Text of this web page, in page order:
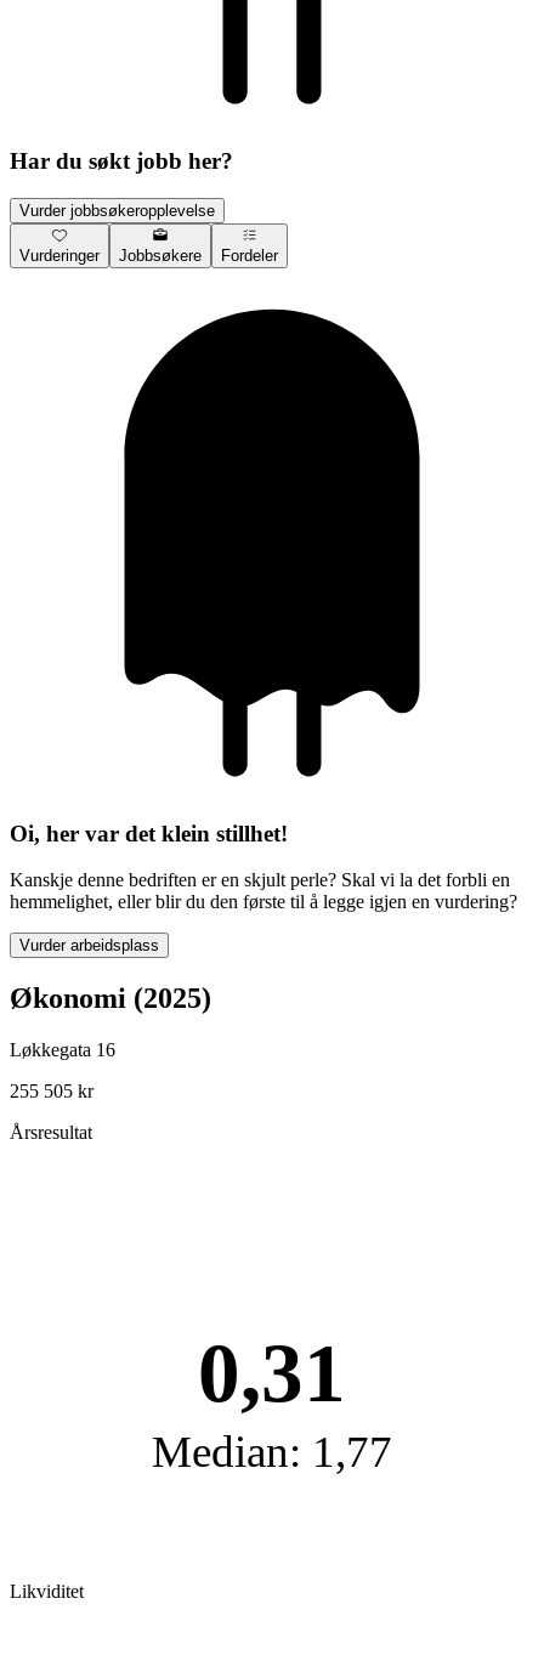
Har du søkt jobb her?
Vurder jobbsøkeropplevelse
Vurderinger Jobbsøkere Fordeler
Oi, her var det klein stillhet!
Kanskje denne bedriften er en skjult perle? Skal vi la det forbli en
hemmelighet, eller blir du den første til å legge igjen en vurdering?
Vurder arbeidsplass
Økonomi (2025)
Løkkegata 16
255 505 kr
Årsresultat
0,31
Median: 1,77
Likviditet